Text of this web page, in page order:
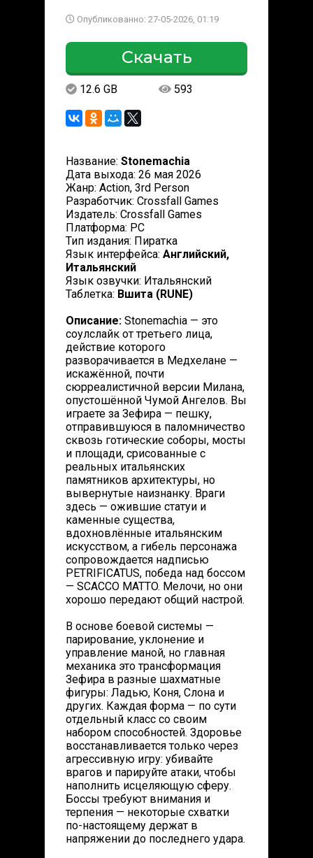
Опубликованно: 27-05-2026, 01:19
Скачать
12.6 GB 593
Название: Stonemachia
Дата выхода: 26 мая 2026
Жанр: Action, 3rd Person
Разработчик: Crossfall Games
Издатель: Crossfall Games
Платформа: PC
Тип издания: Пиратка
Язык интерфейса: Английский,
Итальянский
Язык озвучки: Итальянский
Таблетка: Вшита (RUNE)
Описание: Stonemachia — это
соулслайк от третьего лица,
действие которого
разворачивается в Медхелане —
искажённой, почти
сюрреалистичной версии Милана,
опустошённой Чумой Ангелов. Вы
играете за Зефира — пешку,
отправившуюся в паломничество
сквозь готические соборы, мосты
и площади, срисованные с
реальных итальянских
памятников архитектуры, но
вывернутые наизнанку. Враги
здесь — ожившие статуи и
каменные существа,
вдохновлённые итальянским
искусством, а гибель персонажа
сопровождается надписью
PETRIFICATUS, победа над боссом
— SCACCO MATTO. Мелочи, но они
хорошо передают общий настрой.
В основе боевой системы —
парирование, уклонение и
управление маной, но главная
механика это трансформация
Зефира в разные шахматные
фигуры: Ладью, Коня, Слона и
других. Каждая форма — по сути
отдельный класс со своим
набором способностей. Здоровье
восстанавливается только через
агрессивную игру: убивайте
врагов и парируйте атаки, чтобы
наполнить исцеляющую сферу.
Боссы требуют внимания и
терпения — некоторые схватки
по-настоящему держат в
напряжении до последнего удара.